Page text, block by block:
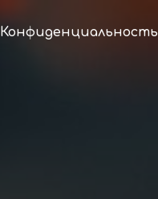
Конфиденциальность